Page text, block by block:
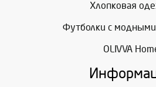
Хлопковая
Футболки с
OLIVVA